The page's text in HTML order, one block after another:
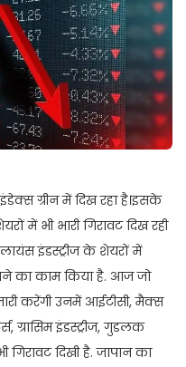
ग्रीन में दिख रहा है।इसके
में भी भारी गिरावट दिख रही
इंडस्ट्रीज के शेयरों में
का काम किया है. आज जो
करेंगी उनमें आईटीसी, मैक्स
ग्रासिम इंडस्ट्रीज, गुडलक
गिरावट दिखी है. जापान का